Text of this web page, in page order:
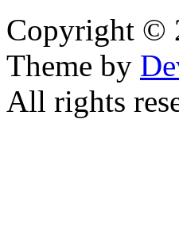
Copyright ©
Theme by
All rights